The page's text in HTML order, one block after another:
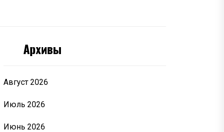
Архивы
Август 2026
Июль 2026
Июнь 2026